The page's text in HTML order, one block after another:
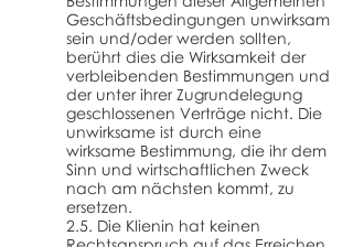
Geschäftsbedingungen unwirksam
sein und/oder werden sollten,
berührt dies die Wirksamkeit der
verbleibenden Bestimmungen und
der unter ihrer Zugrundelegung
geschlossenen Verträge nicht. Die
unwirksame ist durch eine
wirksame Bestimmung, die ihr dem
Sinn und wirtschaftlichen Zweck
nach am nächsten kommt, zu
ersetzen.
2.5. Die Klienin hat keinen